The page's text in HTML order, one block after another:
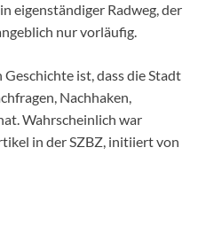
eigenständiger Radweg, der
nur vorläufig.
Geschichte ist, dass die Stadt
Nachhaken,
Wahrscheinlich war
in der SZBZ, initiiert von